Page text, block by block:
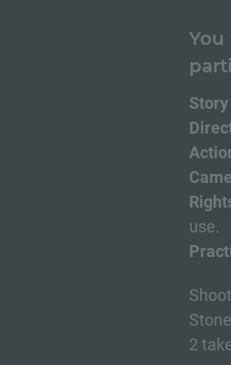
Story
use.
2